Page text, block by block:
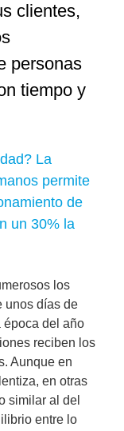
clientes,
personas
tiempo y
La
permite
de
un 30% la
los
unos días de
época del año
reciben los
Aunque en
en otras
similar al del
entre lo